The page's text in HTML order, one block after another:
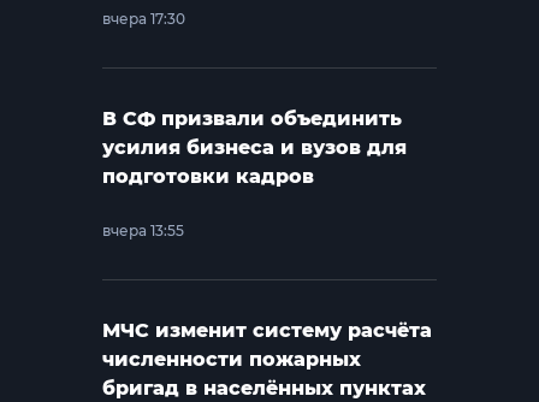
вчера 17:30
В СФ призвали объединить
усилия бизнеса и вузов для
подготовки кадров
вчера 13:55
МЧС изменит систему расчёта
численности пожарных
бригад в населённых пунктах